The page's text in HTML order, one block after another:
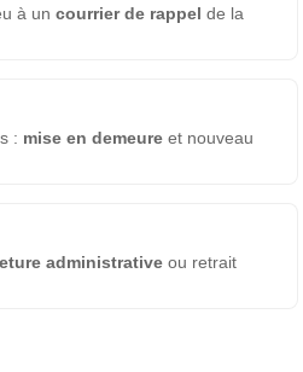
à uncourrier de rappel de la
: mise en demeure et nouveau
administrative ou retrait